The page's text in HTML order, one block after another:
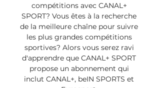
compétitions avec CANAL+
SPORT? Vous êtes à la recherche
de la meilleure chaîne pour suivre
les plus grandes compétitions
sportives? Alors vous serez ravi
d'apprendre que CANAL+ SPORT
propose un abonnement qui
inclut CANAL+, beIN SPORTS et